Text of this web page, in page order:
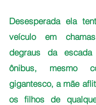
Desesperada ela
veículo em
degraus da
ônibus, mesmo
gigantesco, a mãe
os filhos de